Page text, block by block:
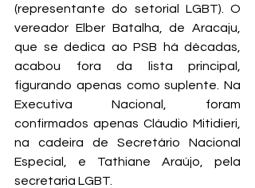
(representante do setorial LGBT). O
vereador Elber Batalha, de Aracaju,
que se dedica ao PSB há décadas,
acabou fora da lista principal,
figurando apenas como suplente. Na
Executiva Nacional, foram
confirmados apenas Cláudio Mitidieri,
na cadeira de Secretário Nacional
Especial, e Tathiane Araújo, pela
secretaria LGBT.